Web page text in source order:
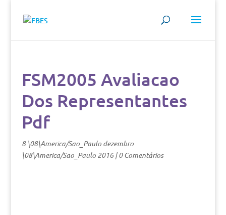
FSM2005 Avaliacao
Dos Representantes
Pdf
8 \08\America/Sao_Paulo dezembro
\08\America/Sao_Paulo 2016|0 Comentários